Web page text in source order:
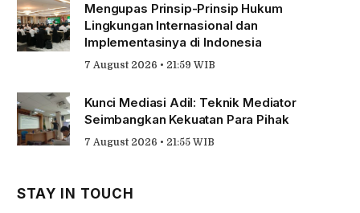
Mengupas Prinsip-Prinsip Hukum
Lingkungan Internasional dan
Implementasinya di Indonesia
7 August 2026 • 21:59 WIB
Kunci Mediasi Adil: Teknik Mediator
Seimbangkan Kekuatan Para Pihak
7 August 2026 • 21:55 WIB
STAY IN TOUCH